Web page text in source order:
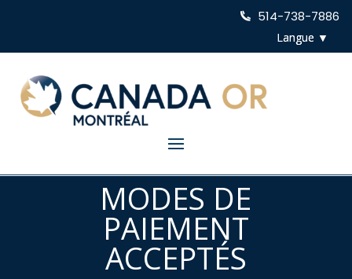
514-738-7886
MODES DE
PAIEMENT
ACCEPTÉS